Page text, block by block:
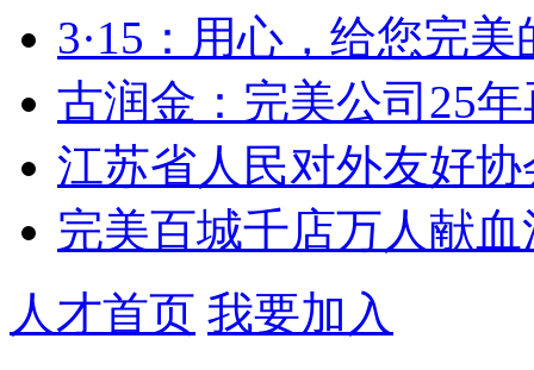
3·15：用心，给您完
古润金：完美公司25
江苏省人民对外友好
完美百城千店万人献
人才首页 我要加入